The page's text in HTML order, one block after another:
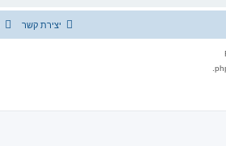
יצירת קשר